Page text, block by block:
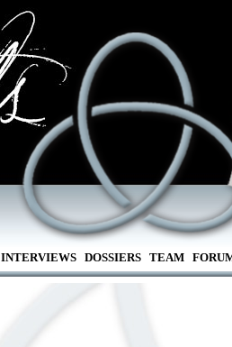
INTERVIEWS DOSSIERS TEAM